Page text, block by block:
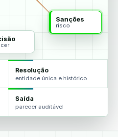
Sanções
risco
Resolução
entidade única e histórico
Saída
parecer auditável